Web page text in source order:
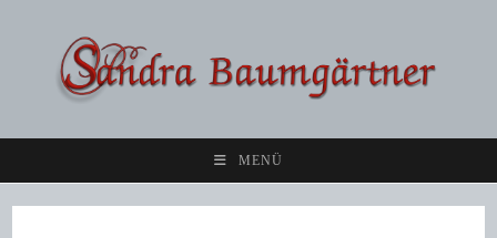
springen
MENÜ